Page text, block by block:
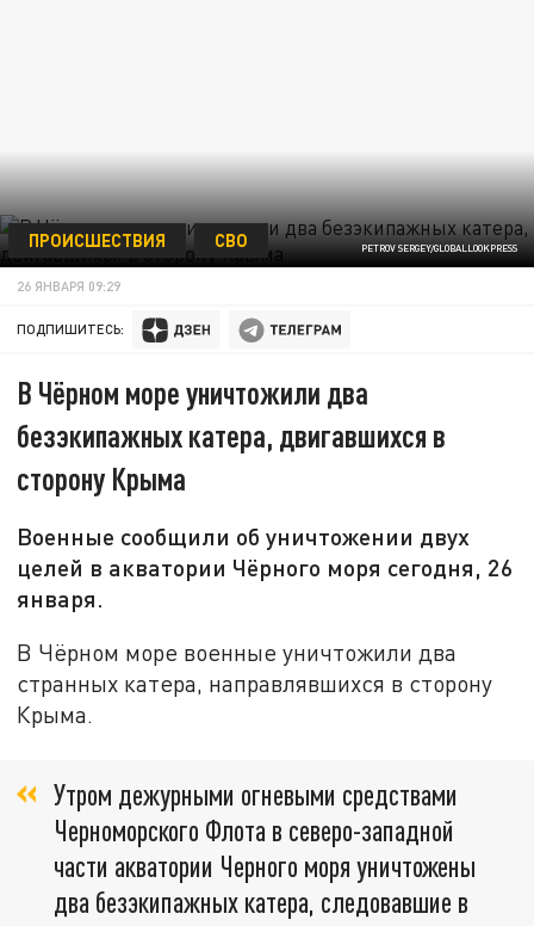
PETROV SERGEY/GLOBALLOOKPRESS
ПРОИСШЕСТВИЯ СВО
26 ЯНВАРЯ 09:29
ПОДПИШИТЕСЬ:
В Чёрном море уничтожили два
безэкипажных катера, двигавшихся в
сторону Крыма
Военные сообщили об уничтожении двух
целей в акватории Чёрного моря сегодня, 26
января.
В Чёрном море военные уничтожили два
странных катера, направлявшихся в сторону
Крыма.
Утром дежурными огневыми средствами
Черноморского Флота в северо-западной
части акватории Черного моря уничтожены
два безэкипажных катера, следовавшие в